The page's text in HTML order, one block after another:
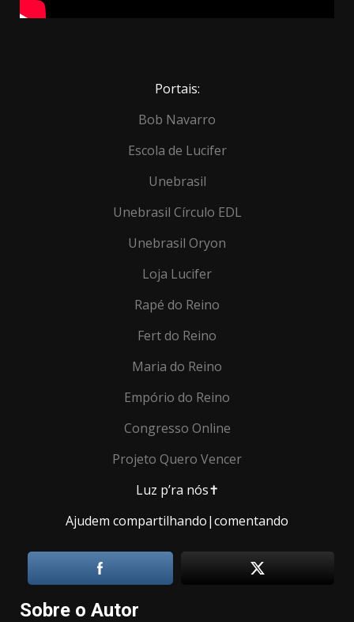
Portais:
Bob Navarro
Escola de Lucifer
Unebrasil
Unebrasil Círculo EDL
Unebrasil Oryon
Loja Lucifer
Rapé do Reino
Fert do Reino
Maria do Reino
Empório do Reino
Congresso Online
Projeto Quero Vencer
Luz p’ra nós✝️
Ajudem compartilhando|comentando
Sobre o Autor